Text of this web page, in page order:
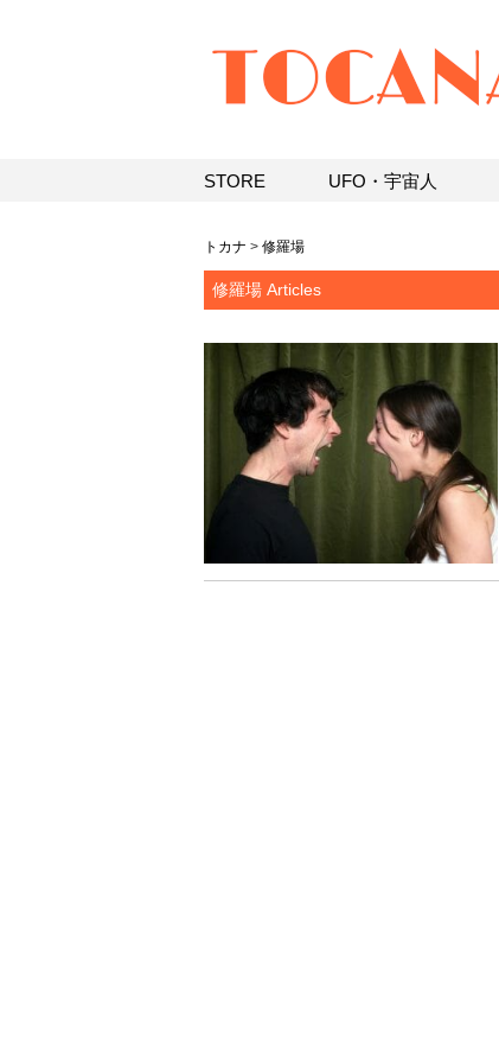
トカナ > 修羅場
修羅場 Articles
STORE UFO・宇宙人